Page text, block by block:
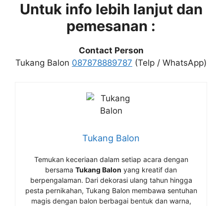
Untuk info lebih lanjut dan
pemesanan :
Contact Person
Tukang Balon 087878889787 (Telp / WhatsApp)
Tukang Balon
Temukan keceriaan dalam setiap acara dengan
bersama Tukang Balon yang kreatif dan
berpengalaman. Dari dekorasi ulang tahun hingga
pesta pernikahan, Tukang Balon membawa sentuhan
magis dengan balon berbagai bentuk dan warna,